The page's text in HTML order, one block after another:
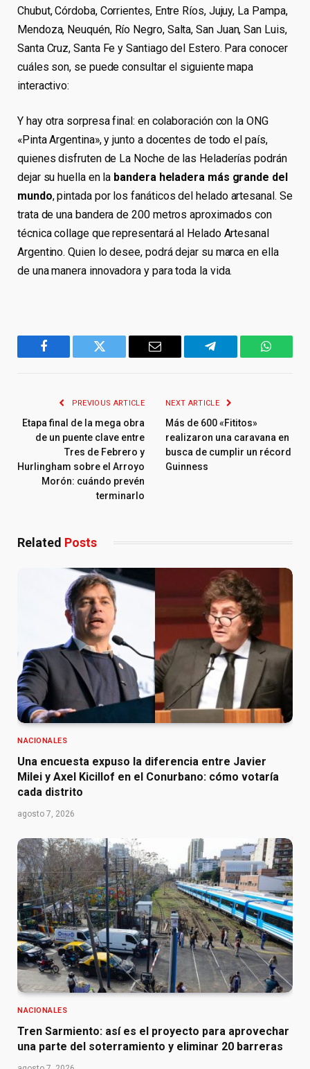
Chubut, Córdoba, Corrientes, Entre Ríos, Jujuy, La Pampa,
Mendoza, Neuquén, Río Negro, Salta, San Juan, San Luis,
Santa Cruz, Santa Fe y Santiago del Estero. Para conocer
cuáles son, se puede consultar el siguiente mapa
interactivo:
Y hay otra sorpresa final: en colaboración con la ONG
«Pinta Argentina», y junto a docentes de todo el país,
quienes disfruten de La Noche de las Heladerías podrán
dejar su huella en la bandera heladera más grande del
mundo, pintada por los fanáticos del helado artesanal. Se
trata de una bandera de 200 metros aproximados con
técnica collage que representará al Helado Artesanal
Argentino. Quien lo desee, podrá dejar su marca en ella
de una manera innovadora y para toda la vida.
Facebook Twitter Email Telegram
PREVIOUS ARTICLE
Etapa final de la mega obra
de un puente clave entre
Tres de Febrero y
Hurlingham sobre el Arroyo
Morón: cuándo prevén
terminarlo
NEXT ARTICLE
Más de 600 «Fititos»
realizaron una caravana en
busca de cumplir un récord
Guinness
Related Posts
NACIONALES
Una encuesta expuso la diferencia entre Javier
Milei y Axel Kicillof en el Conurbano: cómo votaría
cada distrito
agosto 7, 2026
NACIONALES
Tren Sarmiento: así es el proyecto para aprovechar
una parte del soterramiento y eliminar 20 barreras